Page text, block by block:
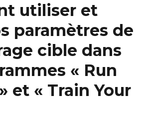
utiliser et
paramètres de
cible dans
« Run
et « Train Your